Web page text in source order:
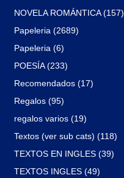
NOVELA ROMÁNTICA (157)
Papeleria (2689)
Papeleria (6)
POESÍA (233)
Recomendados (17)
Regalos (95)
regalos varios (19)
Textos (ver sub cats) (118)
TEXTOS EN INGLES (39)
TEXTOS INGLES (49)